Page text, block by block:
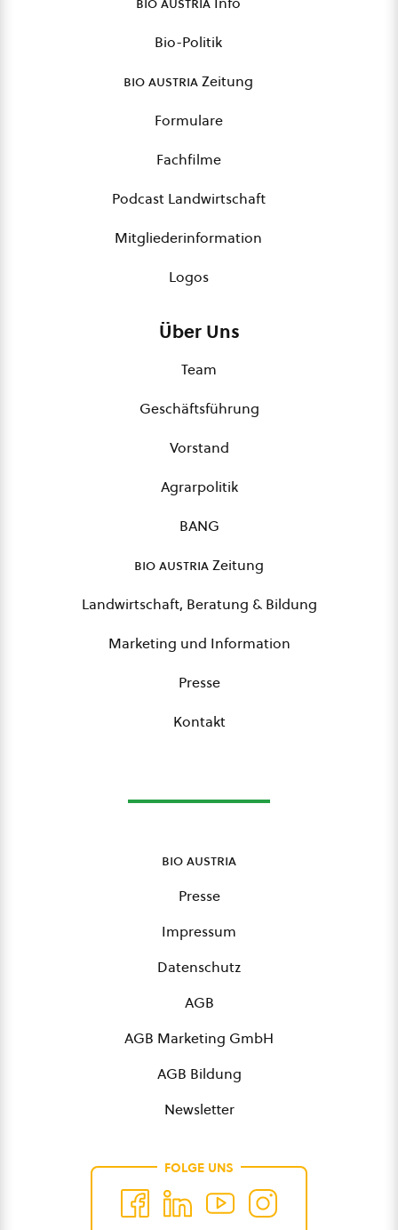
Bio-Politik
bio austriaZeitung
Formulare
Fachfilme
Podcast Landwirtschaft
Mitgliederinformation
Logos
Über Uns
Team
Geschäftsführung
Vorstand
Agrarpolitik
BANG
bio austriaZeitung
Landwirtschaft, Beratung & Bildung
Marketing und Information
Presse
Kontakt
bio austria
Presse
Impressum
Datenschutz
AGB
AGB Marketing GmbH
AGB Bildung
Newsletter
FOLGE UNS